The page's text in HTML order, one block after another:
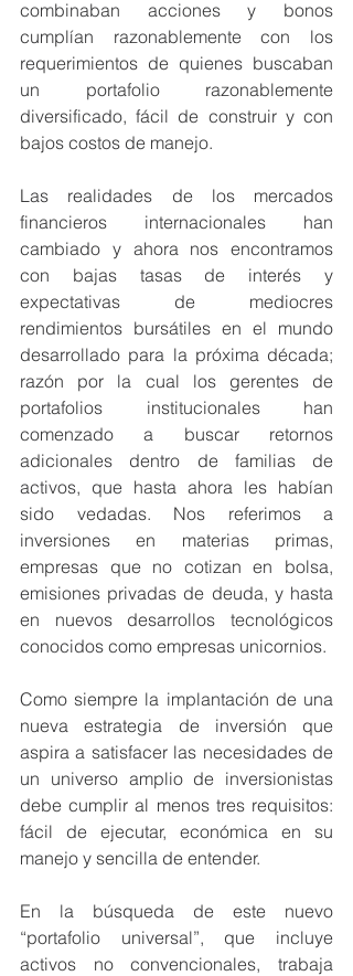
combinaban acciones y bonos
cumplían razonablemente con los
requerimientos de quienes buscaban
un portafolio razonablemente
diversificado, fácil de construir y con
bajos costos de manejo.
Las realidades de los mercados
financieros internacionales han
cambiado y ahora nos encontramos
con bajas tasas de interés y
expectativas de mediocres
rendimientos bursátiles en el mundo
desarrollado para la próxima década;
razón por la cual los gerentes de
portafolios institucionales han
comenzado a buscar retornos
adicionales dentro de familias de
activos, que hasta ahora les habían
sido vedadas. Nos referimos a
inversiones en materias primas,
empresas que no cotizan en bolsa,
emisiones privadas de deuda, y hasta
en nuevos desarrollos tecnológicos
conocidos como empresas unicornios.
Como siempre la implantación de una
nueva estrategia de inversión que
aspira a satisfacer las necesidades de
un universo amplio de inversionistas
debe cumplir al menos tres requisitos:
fácil de ejecutar, económica en su
manejo y sencilla de entender.
En la búsqueda de este nuevo
“portafolio universal”, que incluye
activos no convencionales, trabaja